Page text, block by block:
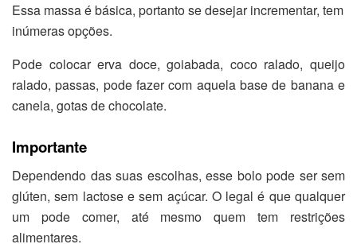
Essa massa é básica, portanto se desejar incrementar, tem
inúmeras opções.
Pode colocar erva doce, goiabada, coco ralado, queijo
ralado, passas, pode fazer com aquela base de banana e
canela, gotas de chocolate.
Importante
Dependendo das suas escolhas, esse bolo pode ser sem
glúten, sem lactose e sem açúcar. O legal é que qualquer
um pode comer, até mesmo quem tem restrições
alimentares.